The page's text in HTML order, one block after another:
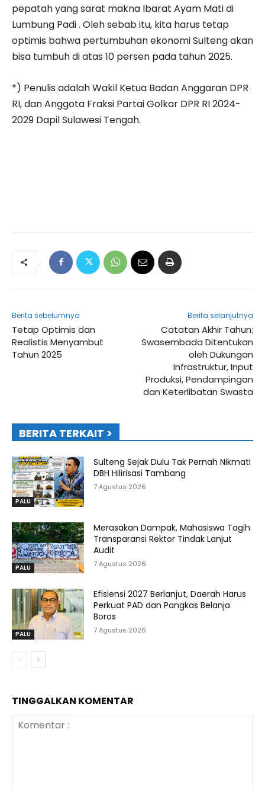
pepatah yang sarat makna Ibarat Ayam Mati di
Lumbung Padi . Oleh sebab itu, kita harus tetap
optimis bahwa pertumbuhan ekonomi Sulteng akan
bisa tumbuh di atas 10 persen pada tahun 2025.
*) Penulis adalah Wakil Ketua Badan Anggaran DPR
RI, dan Anggota Fraksi Partai Golkar DPR RI 2024-
2029 Dapil Sulawesi Tengah.
Berita sebelumnya
Tetap Optimis dan
Realistis Menyambut
Tahun 2025
Berita selanjutnya
Catatan Akhir Tahun:
Swasembada Ditentukan
oleh Dukungan
Infrastruktur, Input
Produksi, Pendampingan
dan Keterlibatan Swasta
BERITA TERKAIT >
PALU
Sulteng Sejak Dulu Tak Pernah Nikmati
DBH Hilirisasi Tambang
7 Agustus 2026
PALU
Merasakan Dampak, Mahasiswa Tagih
Transparansi Rektor Tindak Lanjut
Audit
7 Agustus 2026
PALU
Efisiensi 2027 Berlanjut, Daerah Harus
Perkuat PAD dan Pangkas Belanja
Boros
7 Agustus 2026
TINGGALKAN KOMENTAR